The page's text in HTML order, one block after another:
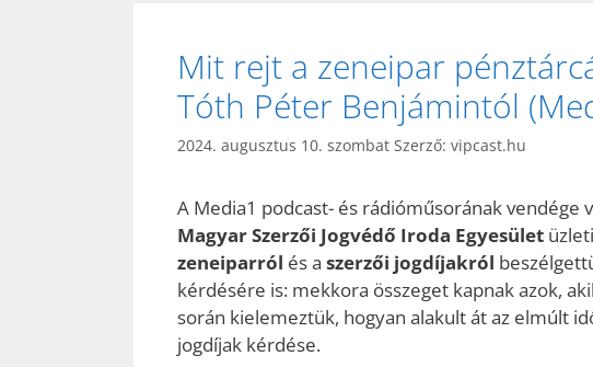
Mit rejt a zeneipar
Tóth Péter Benjámintól
2024. augusztus 10. szombat Szerző: vipcast.hu
A Media1 podcast- és rádióműsorának vendége
Magyar Szerzői Jogvédő Iroda Egyesület
zeneiparról és a szerzői jogdíjakról
kérdésére is: mekkora összeget kapnak azok,
során kielemeztük, hogyan alakult át az elmúlt
jogdíjak kérdése.